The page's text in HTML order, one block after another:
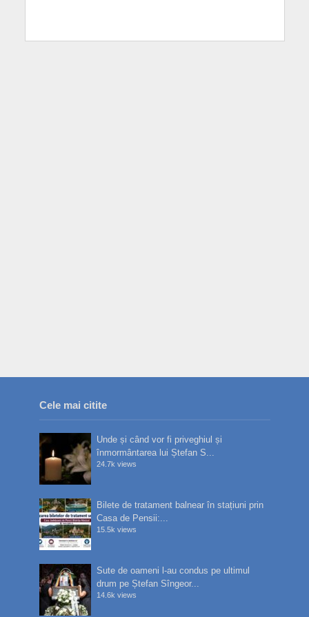
Cele mai citite
Unde și când vor fi priveghiul și
înmormântarea lui Ștefan S...
24.7k views
Bilete de tratament balnear în stațiuni prin
Casa de Pensii:...
15.5k views
Sute de oameni l-au condus pe ultimul
drum pe Ștefan Sîngeor...
14.6k views